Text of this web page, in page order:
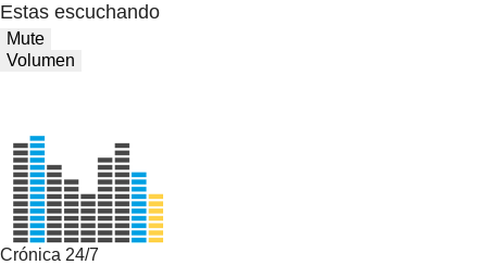
Estas escuchando
Mute
Volumen
Crónica 24/7